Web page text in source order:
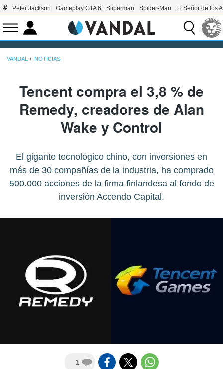
Peter Jackson Gameplay GTA 6 Superman Spider-Man El Señor de los
VANDAL NOTICIAS
Tencent compra el 3,8 % de
Remedy, creadores de Alan
Wake y Control
El gigante tecnológico chino, con inversiones en
más de 30 compañías de la industria, ha comprado
500.000 acciones de la firma finlandesa al fondo de
inversión Accendo Capital.
1